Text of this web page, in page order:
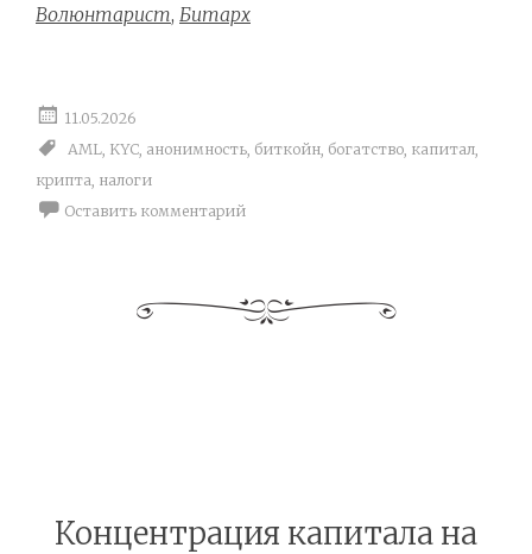
Волюнтарист, Битарх
11.05.2026
AML KYC анонимность биткойн богатство капитал
крипта налоги
Оставить комментарий
Концентрация капитала на